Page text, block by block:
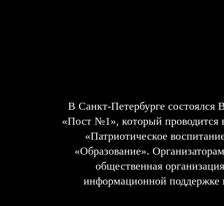
В Санкт-Петербурге состоялся
«Пост №1», который проводится
«Патриотическое
«Образование».
общественная
информационной